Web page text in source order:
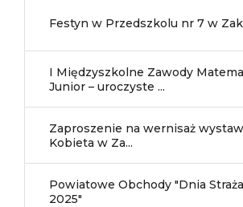
Festyn w Przedszkolu nr 7 w
I Międzyszkolne Zawody
Junior – uroczyste ...
Zaproszenie na wernisaż
Kobieta w Za...
Powiatowe Obchody "Dnia
2025"